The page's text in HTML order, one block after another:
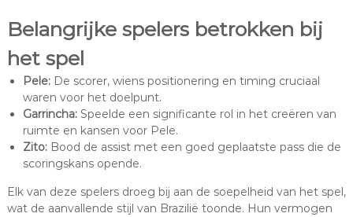
Belangrijke spelers betrokken bij
het spel
Pele:De scorer, wiens positionering en timing cruciaal
waren voor het doelpunt.
Garrincha:Speelde een significante rol in het creëren van
ruimte en kansen voor Pele.
Zito:Bood de assist met een goed geplaatste pass die de
scoringskans opende.
Elk van deze spelers droeg bij aan de soepelheid van het spel,
wat de aanvallende stijl van Brazilië toonde. Hun vermogen